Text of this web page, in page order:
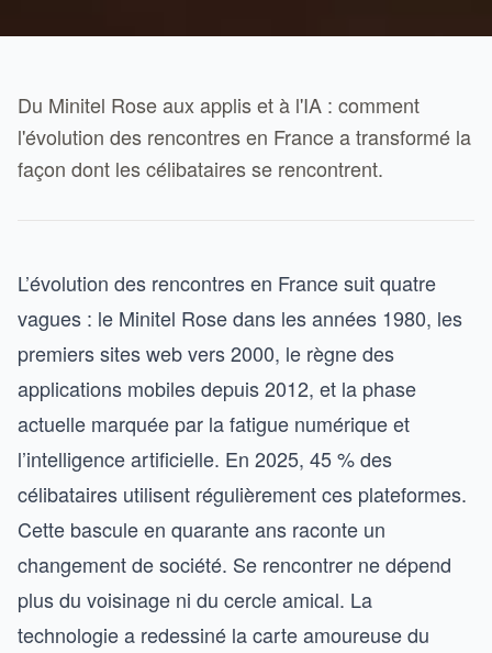
Du Minitel Rose aux applis et à l'IA : comment
l'évolution des rencontres en France a transformé la
façon dont les célibataires se rencontrent.
L’évolution des rencontres en France suit quatre
vagues : le Minitel Rose dans les années 1980, les
premiers sites web vers 2000, le règne des
applications mobiles depuis 2012, et la phase
actuelle marquée par la fatigue numérique et
l’intelligence artificielle. En 2025, 45 % des
célibataires utilisent régulièrement ces plateformes.
Cette bascule en quarante ans raconte un
changement de société. Se rencontrer ne dépend
plus du voisinage ni du cercle amical. La
technologie a redessiné la carte amoureuse du